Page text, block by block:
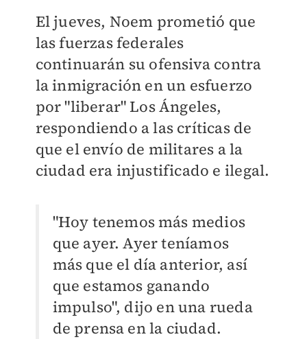
El jueves, Noem prometió que
las fuerzas federales
continuarán su ofensiva contra
la inmigración en un esfuerzo
por "liberar" Los Ángeles,
respondiendo a las críticas de
que el envío de militares a la
ciudad era injustificado e ilegal.
"Hoy tenemos más medios
que ayer. Ayer teníamos
más que el día anterior, así
que estamos ganando
impulso", dijo en una rueda
de prensa en la ciudad.